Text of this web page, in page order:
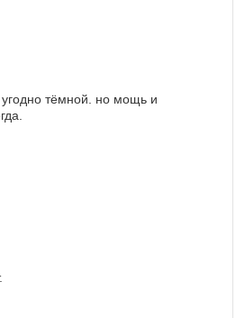
тёмной. но мощь и